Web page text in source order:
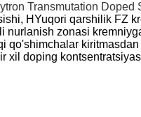
Transmutation
HYuqori qarshilik FZ
nurlanish zonasi
qo'shimchalar
xil doping